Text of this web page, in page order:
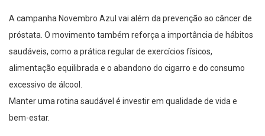
A campanha Novembro Azul vai além da prevenção ao câncer de
próstata. O movimento também reforça a importância de hábitos
saudáveis, como a prática regular de exercícios físicos,
alimentação equilibrada e o abandono do cigarro e do consumo
excessivo de álcool.
Manter uma rotina saudável é investir em qualidade de vida e
bem-estar.